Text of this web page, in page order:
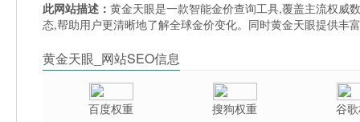
此网站描述：黄金天眼是一款智能金价查询工具,覆盖主流权威
态,帮助用户更清晰地了解全球金价变化。同时黄金天眼提供丰
黄金天眼_网站SEO信息
百度权重 搜狗权重 谷